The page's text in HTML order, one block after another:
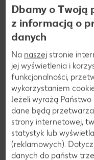
termoobiegiem:
4
Dynie z zupą
robiąc twarz z
pieprzu i strąków
wierzchami.
Wróć
Dbamy o Twoją
z informacją o
danych
Na naszej stronie
jej wyświetlenia i
funkcjonalności,
wykorzystaniem
Jeżeli wyrażą
dane będą
strony internetowej,
statystyk lub
(reklamowych).
danych do państw